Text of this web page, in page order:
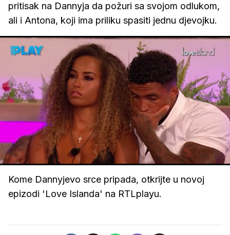
pritisak na Dannyja da požuri sa svojom odlukom,
ali i Antona, koji ima priliku spasiti jednu djevojku.
zvuk
Loaded
93.88%
Kome Dannyjevo srce pripada, otkrijte u novoj
epizodi 'Love Islanda' na RTLplayu.